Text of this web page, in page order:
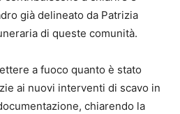
già delineato da Patrizia
di queste comunità.
a fuoco quanto è stato
ai nuovi interventi di scavo in
chiarendo la